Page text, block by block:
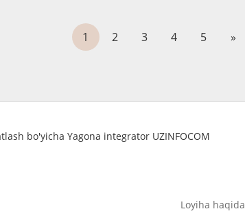
1 2 3 4 5 »
bo'yicha Yagona integrator UZINFOCOM
Loyiha haqida